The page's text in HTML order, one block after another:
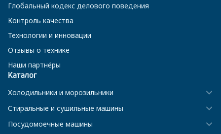
Глобальный кодекс делового поведения
Контроль качества
Технологии и инновации
Отзывы о технике
Наши партнёры
Каталог
Холодильники и морозильники
Стиральные и сушильные машины
Посудомоечные машины